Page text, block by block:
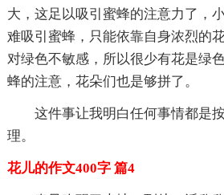
大，这足以吸引蜜蜂的注意力了，
难吸引蜜蜂，只能依靠自身浓烈的
对绿色不敏感，所以很少有花是绿
蜂的注意，花朵们也是够拼了。
这件事让我明白任何事情都是
理。
花儿的作文400字 篇4